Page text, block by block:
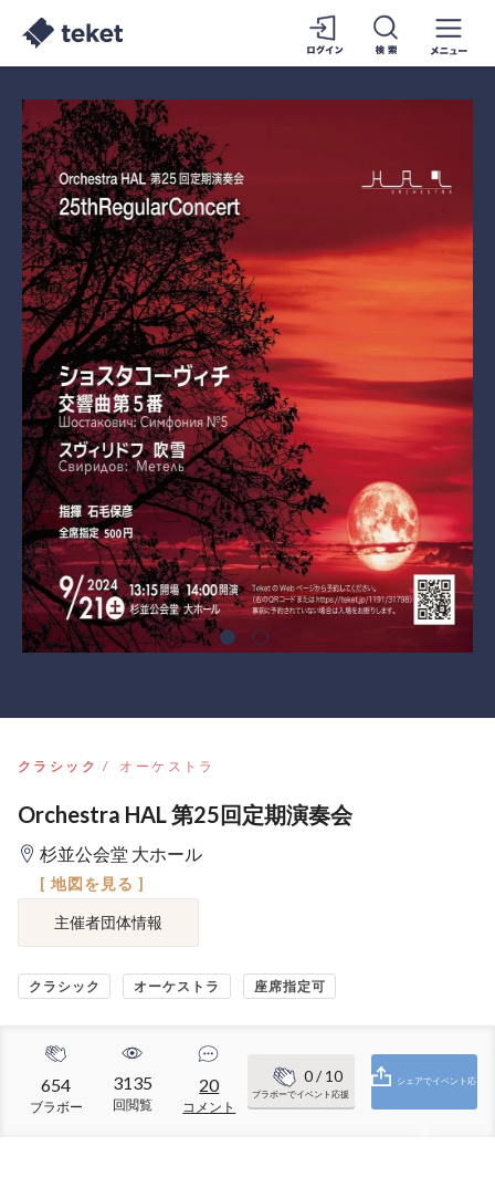
クラシック オーケストラ
Orchestra HAL 第25回定期演奏会
杉並公会堂 大ホール
[ 地図を見る ]
主催者団体情報
クラシック オーケストラ 座席指定可
654
ブラボー
3135
回閲覧
20
コメント
0/ 10
ブラボーでイベント応援
シェアでイベント応